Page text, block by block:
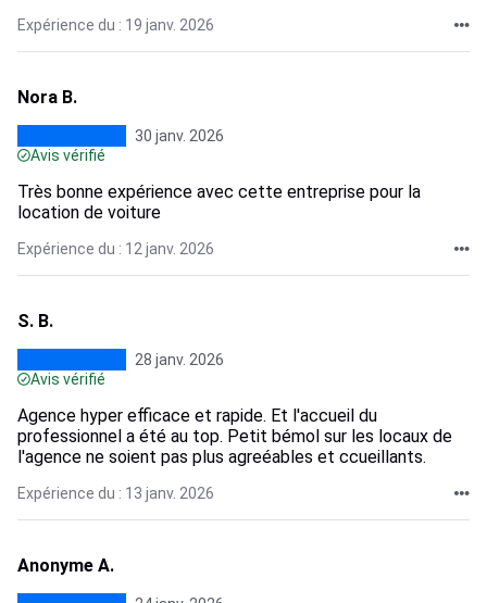
Expérience du : 19 janv. 2026
Nora B.
30 janv. 2026
Avis vérifié
Très bonne expérience avec cette entreprise pour la
location de voiture
Expérience du : 12 janv. 2026
S. B.
28 janv. 2026
Avis vérifié
Agence hyper efficace et rapide. Et l'accueil du
professionnel a été au top. Petit bémol sur les locaux de
l'agence ne soient pas plus agreéables et ccueillants.
Expérience du : 13 janv. 2026
Anonyme A.